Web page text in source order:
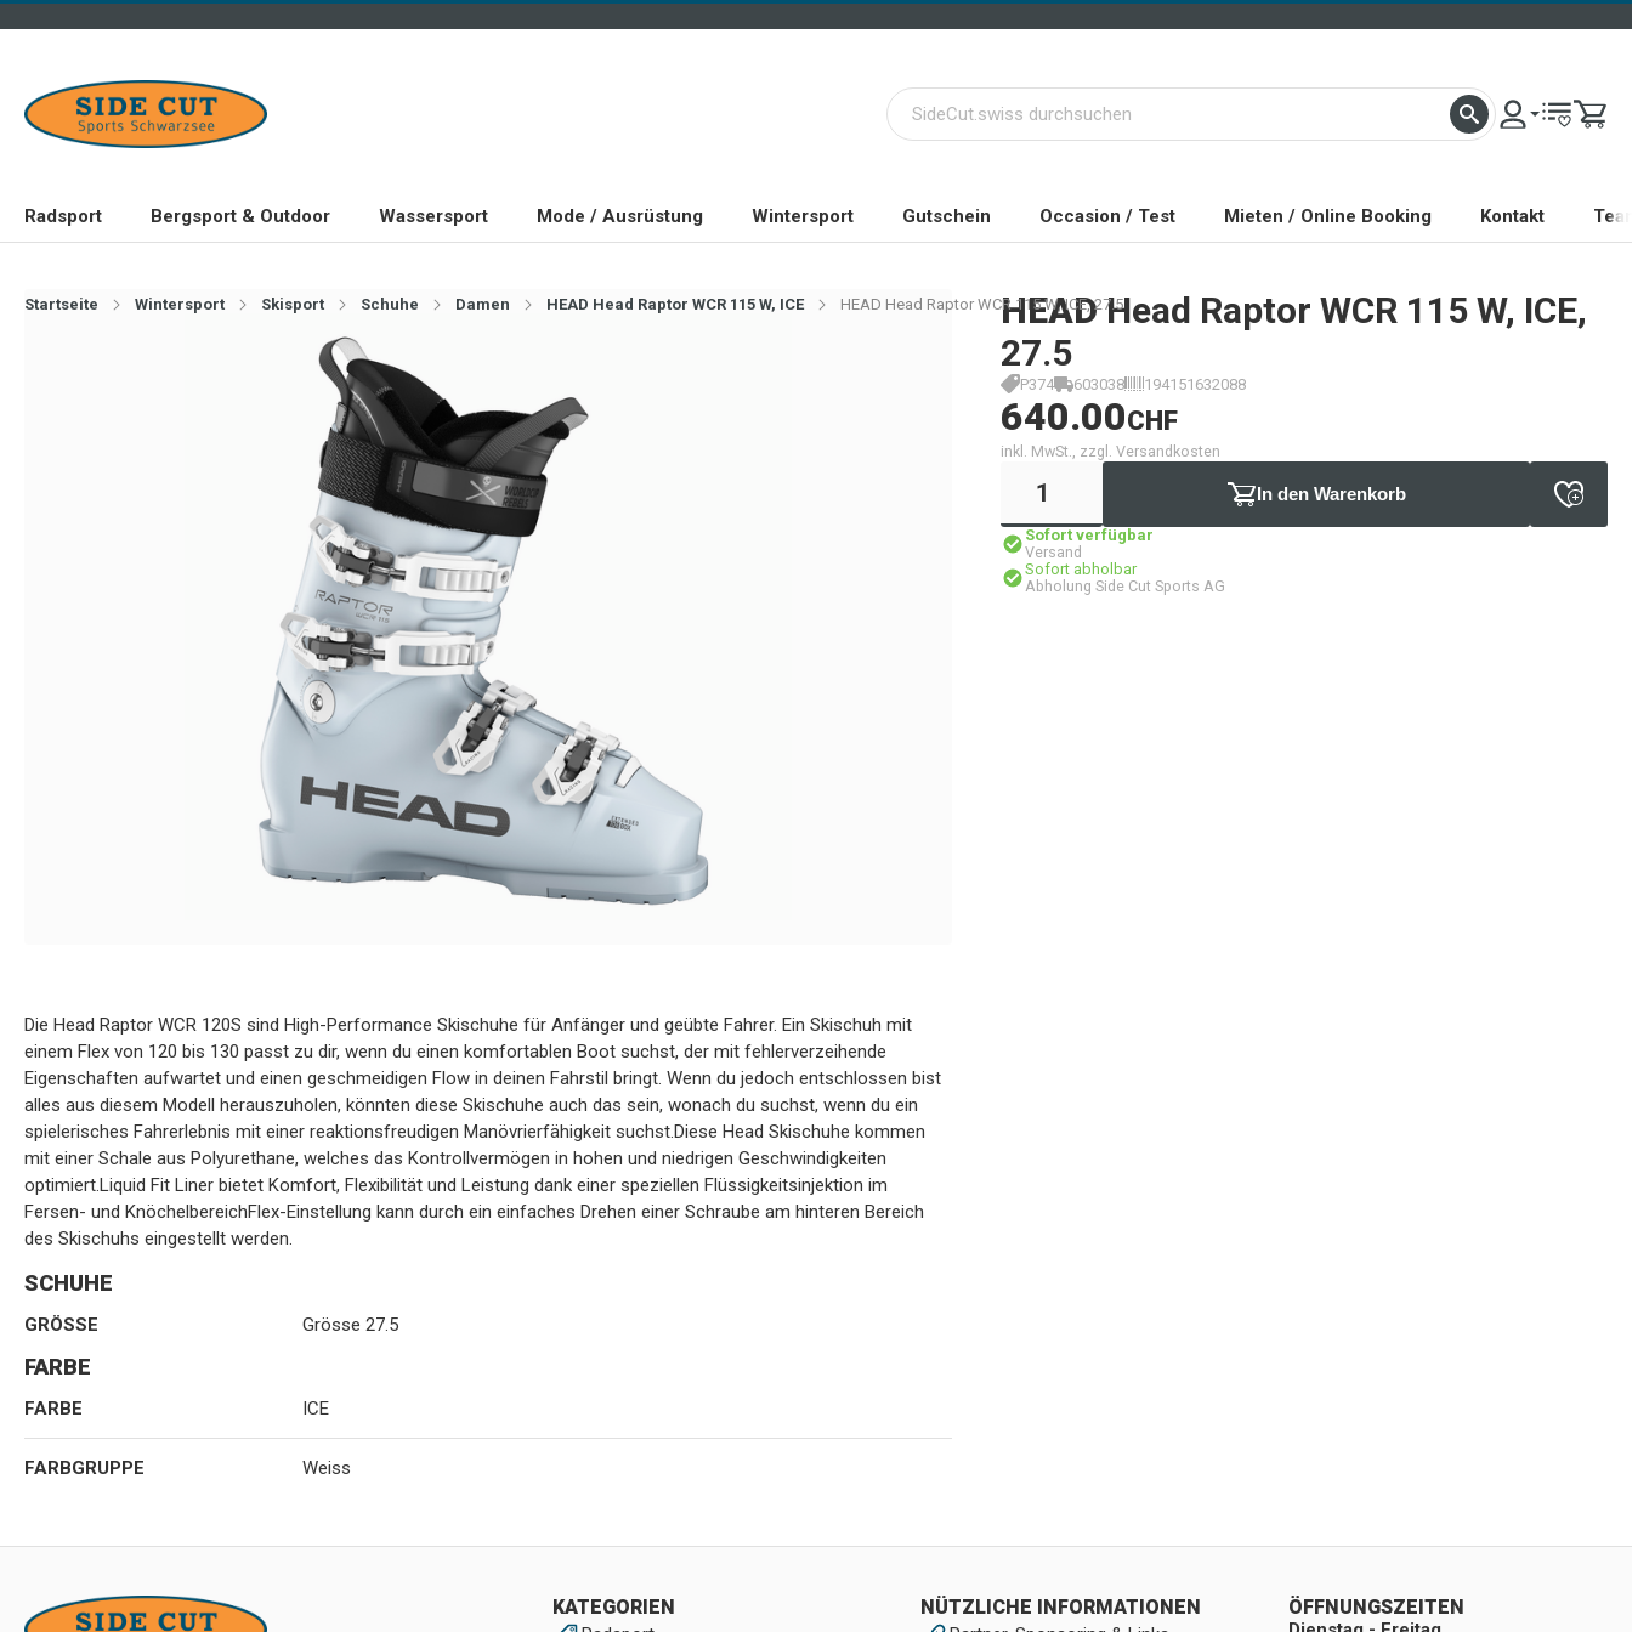
Radsport Bergsport & Outdoor Wassersport Mode / Ausrüstung Wintersport Gutschein Occasion / Test Mieten / Online Booking Kontakt
Startseite Wintersport Skisport Schuhe Damen HEAD Head Raptor WCR 115 W, ICE HEAD Head Raptor WCR 115 W, ICE, 27.5
HEAD Head Raptor WCR 115 W, ICE,
27.5
P374 603038 194151632088
640.00CHF
inkl. MwSt., zzgl. Versandkosten
In den Warenkorb
Sofort verfügbar
Versand
Sofort abholbar
Abholung Side Cut Sports AG
Die Head Raptor WCR 120S sind High-Performance Skischuhe für Anfänger und geübte Fahrer. Ein Skischuh mit
einem Flex von 120 bis 130 passt zu dir, wenn du einen komfortablen Boot suchst, der mit fehlerverzeihende
Eigenschaften aufwartet und einen geschmeidigen Flow in deinen Fahrstil bringt. Wenn du jedoch entschlossen bist
alles aus diesem Modell herauszuholen, könnten diese Skischuhe auch das sein, wonach du suchst, wenn du ein
spielerisches Fahrerlebnis mit einer reaktionsfreudigen Manövrierfähigkeit suchst.Diese Head Skischuhe kommen
mit einer Schale aus Polyurethane, welches das Kontrollvermögen in hohen und niedrigen Geschwindigkeiten
optimiert.Liquid Fit Liner bietet Komfort, Flexibilität und Leistung dank einer speziellen Flüssigkeitsinjektion im
Fersen- und KnöchelbereichFlex-Einstellung kann durch ein einfaches Drehen einer Schraube am hinteren Bereich
des Skischuhs eingestellt werden.
SCHUHE
GRÖSSE Grösse 27.5
FARBE
FARBE ICE
FARBGRUPPE Weiss
KATEGORIEN NÜTZLICHE INFORMATIONEN ÖFFNUNGSZEITEN